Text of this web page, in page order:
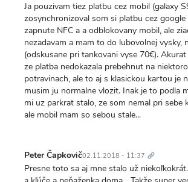
Ja pouzivam tiez platbu cez mobil (galaxy
zosynchronizoval som si platbu cez
zapnute NFC a a odblokovany mobil, ale
nezadavam a mam to do lubovolnej vysky,
(odskusane pri tankovani vyse 70€).
ze platba nedokazala prebehnut na
potravinach, ale to aj s klasickou kartou je
musim ju normalne vlozit. Inak je to podla
mi uz parkrat stalo, ze som nemal pri sebe
ale mobil mam so sebou stale...
Peter Čapkovič02.11.2018 - 11:37 odkaz
Presne toto sa aj mne stalo už